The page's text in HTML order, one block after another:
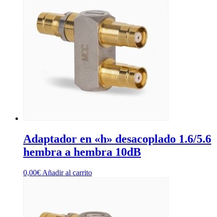
Adaptador en «h» desacoplado 1.6/5.6
hembra a hembra 10dB
0,00€ Añadir al carrito